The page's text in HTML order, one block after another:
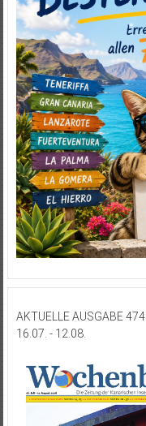
AKTUELLE AUSGABE 474
16.07. - 12.08.